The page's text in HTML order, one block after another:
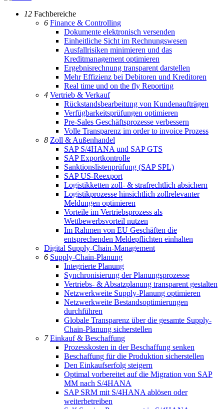
12 Fachbereiche
6 Finance & Controlling
Dokumente elektronisch versenden
Einheitliche Sicht im Rechnungswesen
Ausfallrisiken minimieren und das
Kreditmanagement optimieren
Ergebnisrechnung transparent darstellen
Mehr Effizienz bei Debitoren und Kreditoren
Real time und on the fly Reporting
4 Vertrieb & Verkauf
Rückstandsbearbeitung von Kundenaufträgen
Verfügbarkeitsprüfungen optimieren
Pre-Sales Geschäftsprozesse verbessern
Volle Transparenz im order to invoice Prozess
8 Zoll & Außenhandel
SAP S/4HANA und SAP GTS
SAP Exportkontrolle
Sanktionslistenprüfung (SAP SPL)
SAP US-Reexport
Logistikketten zoll- & strafrechtlich absichern
Logistikprozesse hinsichtlich zollrelevanter
Meldungen optimieren
Vorteile im Vertriebsprozess als
Wettbewerbsvorteil nutzen
Im Rahmen von EU Geschäften die
entsprechenden Meldepflichten einhalten
Digital Supply-Chain-Management
6 Supply-Chain-Planung
Integrierte Planung
Synchronisierung der Planungsprozesse
Vertriebs- & Absatzplanung transparent gestalten
Netzwerkweite Supply-Planung optimieren
Netzwerkweite Bestandsoptimierungen
durchführen
Globale Transparenz über die gesamte Supply-
Chain-Planung sicherstellen
7Einkauf & Beschaffung
Prozesskosten in der Beschaffung senken
Beschaffung für die Produktion sicherstellen
Den Einkaufserfolg steigern
Optimal vorbereitet auf die Migration von SAP
MM nach S/4HANA
SAP SRM mit S/4HANA ablösen oder
weiterbetreiben